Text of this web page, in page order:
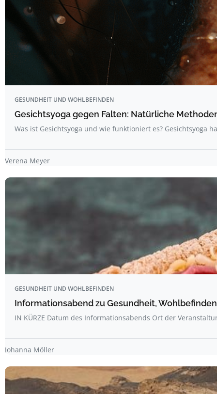
GESUNDHEIT UND WOHLBEFINDEN
Gesichtsyoga gegen Falten: Natürliche
Was ist Gesichtsyoga und wie funktioniert es? Gesichtsyoga
Verena Meyer
GESUNDHEIT UND WOHLBEFINDEN
Informationsabend zu Gesundheit,
IN KÜRZE Datum des Informationsabends Ort der
Johanna Möller